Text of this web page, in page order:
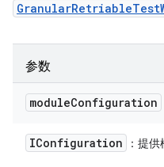
参数
moduleConfiguration
IConfiguration ：提供